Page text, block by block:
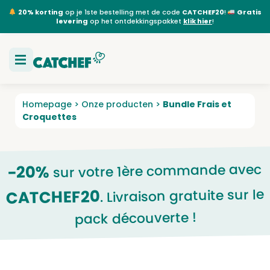
20% korting op je 1ste bestelling met de code CATCHEF20!
Gratis
levering op het ontdekkingspakket klik hier!
Homepage > Onze producten > Bundle Frais et
Croquettes
-20% sur votre 1ère commande avec
CATCHEF20. Livraison gratuite sur le
pack découverte !